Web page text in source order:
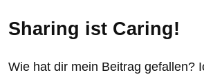
Sharing ist Caring!
Wie hat dir mein Beitrag gefallen?